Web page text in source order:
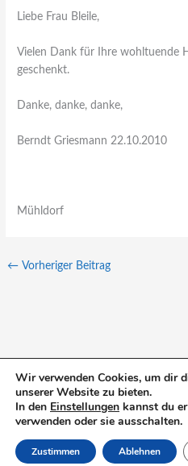
Liebe Frau Bleile,
Vielen Dank für Ihre wohltuende
geschenkt.
Danke, danke, danke,
Berndt Griesmann 22.10.2010
Mühldorf
← Vorheriger Beitrag
S
h
Wir verwenden Cookies, um dir
unserer Website zu bieten.
In den Einstellungen kannst du
verwenden oder sie ausschalten.
Zustimmen Ablehnen